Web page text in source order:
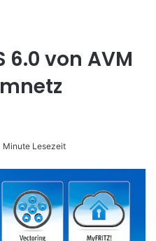
6.0 von AVM
Minute Lesezeit